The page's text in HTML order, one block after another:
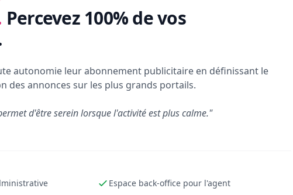
Percevez 100% de vos
autonomie leur abonnement publicitaire en définissant le
des annonces sur les plus grands portails.
d'être serein lorsque l'activité est plus calme."
Espace back-office pour l'agent